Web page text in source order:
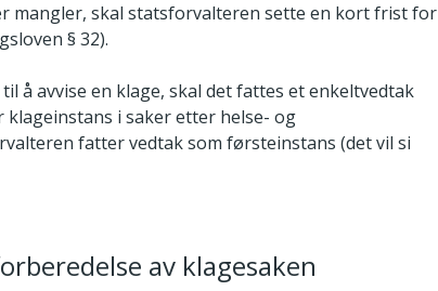
mangler, skal statsforvalteren sette en kort frist for
§ 32).
å avvise en klage, skal det fattes et enkeltvedtak
klageinstans i saker etter helse- og
fatter vedtak som førsteinstans (det vil si
av klagesaken